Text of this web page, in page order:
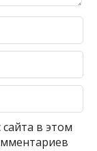
в этом